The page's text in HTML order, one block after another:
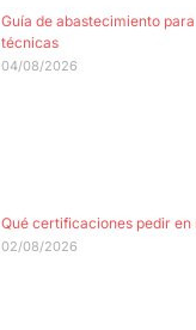
Guía de abastecimiento
técnicas
04/08/2026
Qué certificaciones pedir en
02/08/2026